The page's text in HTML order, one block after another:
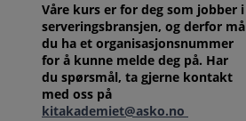
Våre kurs er for deg som jobber i
serveringsbransjen, og derfor må
du ha et organisasjonsnummer
for å kunne melde deg på. Har
du spørsmål, ta gjerne kontakt
med oss på
kitakademiet@asko.no